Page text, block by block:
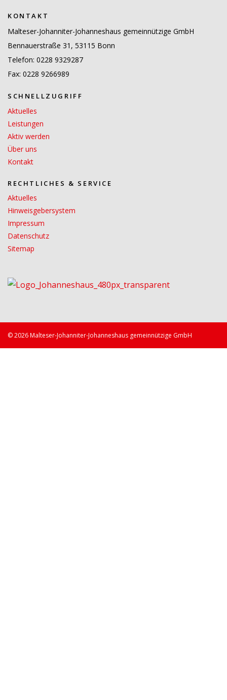
KONTAKT
Malteser-Johanniter-Johanneshaus gemeinnützige GmbH
Bennauerstraße 31, 53115 Bonn
Telefon: 0228 9329287
Fax: 0228 9266989
SCHNELLZUGRIFF
Aktuelles
Leistungen
Aktiv werden
Über uns
Kontakt
RECHTLICHES & SERVICE
Aktuelles
Hinweisgebersystem
Impressum
Datenschutz
Sitemap
©2026Malteser-Johanniter-Johanneshaus gemeinnützige GmbH